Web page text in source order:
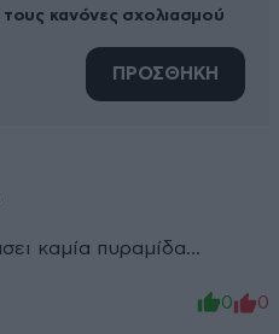
κανόνες σχολιασμού
ΠΡΟΣΘΗΚΗ
καμία πυραμίδα...
0 0